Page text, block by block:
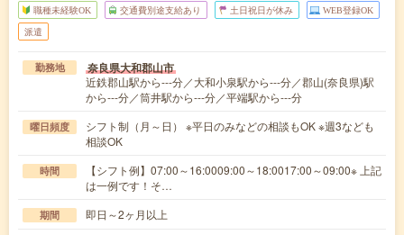
職種未経験OK 交通費別途支給あり 土日祝日が休み WEB登録OK
派遣
勤務地 奈良県大和郡山市
近鉄郡山駅から---分／大和小泉駅から---分／郡山(奈良県)駅
から---分／筒井駅から---分／平端駅から---分
曜日頻度
シフト制（月～日） ※平日のみなどの相談もOK ※週3なども
相談OK
時間
【シフト例】07:00～16:0009:00～18:0017:00～09:00※ 上記
は一例です！そ…
期間 即日～2ヶ月以上